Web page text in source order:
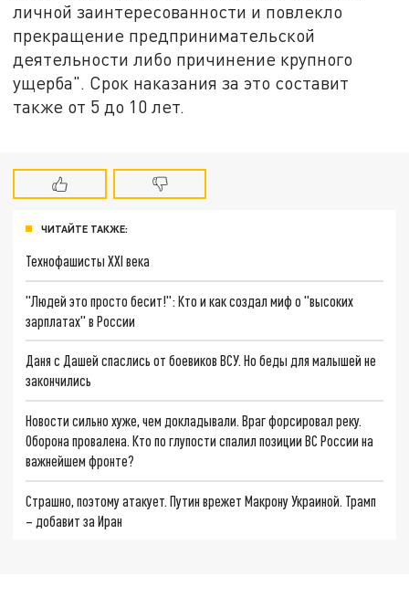
личной заинтересованности и повлекло
прекращение предпринимательской
деятельности либо причинение крупного
ущерба". Срок наказания за это составит
также от 5 до 10 лет.
ЧИТАЙТЕ ТАКЖЕ:
Технофашисты XXI века
"Людей это просто бесит!": Кто и как создал миф о "высоких
зарплатах" в России
Даня с Дашей спаслись от боевиков ВСУ. Но беды для малышей не
закончились
Новости сильно хуже, чем докладывали. Враг форсировал реку.
Оборона провалена. Кто по глупости спалил позиции ВС России на
важнейшем фронте?
Страшно, поэтому атакует. Путин врежет Макрону Украиной. Трамп
– добавит за Иран